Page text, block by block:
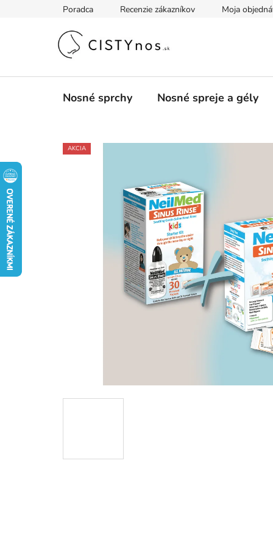
Poradca Recenzie zákazníkov Moja
Nosné sprchy Nosné spreje a gély
AKCIA